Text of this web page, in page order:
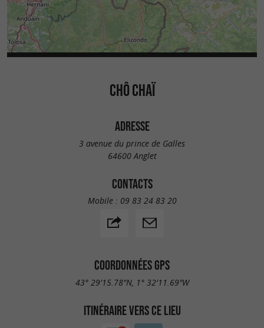
CHÔ CHAÏ
ADRESSE
3 avenue du prince de Galles
64600 Anglet
CONTACTS
Mobile : 09 83 24 83 20
COORDONNÉES GPS
43° 29'15.78"N, 1° 32'11.69"W
ITINÉRAIRE VERS CE LIEU